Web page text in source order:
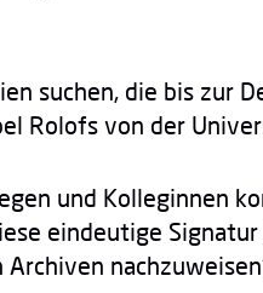
suchen, die bis zur
Rolofs von der
und Kolleginnen
eindeutige